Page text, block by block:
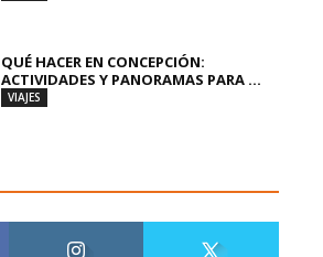
QUÉ HACER EN CONCEPCIÓN:
ACTIVIDADES Y PANORAMAS PARA ...
VIAJES